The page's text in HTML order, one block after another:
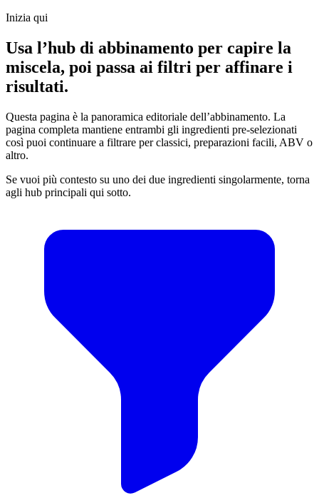
Inizia qui
Usa l’hub di abbinamento per capire la
miscela, poi passa ai filtri per affinare i
risultati.
Questa pagina è la panoramica editoriale dell’abbinamento. La
pagina completa mantiene entrambi gli ingredienti pre-selezionati
così puoi continuare a filtrare per classici, preparazioni facili, ABV o
altro.
Se vuoi più contesto su uno dei due ingredienti singolarmente, torna
agli hub principali qui sotto.